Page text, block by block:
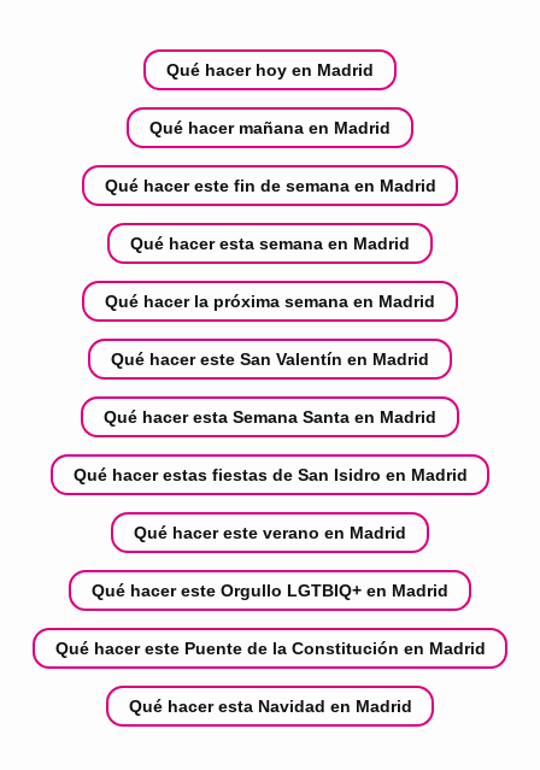
Qué hacer hoy en Madrid
Qué hacer mañana en Madrid
Qué hacer este fin de semana en Madrid
Qué hacer esta semana en Madrid
Qué hacer la próxima semana en Madrid
Qué hacer este San Valentín en Madrid
Qué hacer esta Semana Santa en Madrid
Qué hacer estas fiestas de San Isidro en Madrid
Qué hacer este verano en Madrid
Qué hacer este Orgullo LGTBIQ+ en Madrid
Qué hacer este Puente de la Constitución en Madrid
Qué hacer esta Navidad en Madrid